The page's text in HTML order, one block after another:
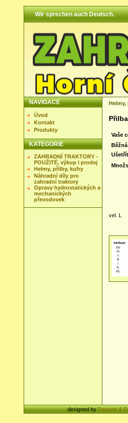
Wir sprechen auch Deutsch.
NAVIGACE
Úvod
Kontakt
Produkty
KATEGORIE
ZAHRADNÍ TRAKTORY -
POUŽITÉ, výkup i prodej
Helmy, přilby, kufry
Náhradní díly pro
zahradní traktory
Opravy hydrostatických a
mechanických
převodovek
Helmy,
Vaše
vel. L
designed byPanavis &